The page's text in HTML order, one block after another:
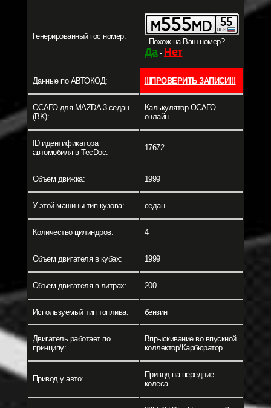
Генерированный гос номер:
- Похож на Ваш номер? -
Да- Нет
Данные по АВТОКОД: !!!ПРОВЕРИТЬ ЗАПИСИ!!!
ОСАГО для MAZDA 3 седан
(BK):
Калькулятор ОСАГО
онлайн
ID идентификатора
автомобиля в TecDoc:
17672
Объем движка: 1999
У этой машины тип кузова: седан
Количество цилиндров: 4
Объем двигателя в кубах: 1999
Объем двигателя в литрах: 200
Используемый тип топлива: бензин
Двигатель работает по
принципу:
Впрыскивание во впускной
коллектор/Карбюратор
Привод у авто:
Привод на передние
колеса